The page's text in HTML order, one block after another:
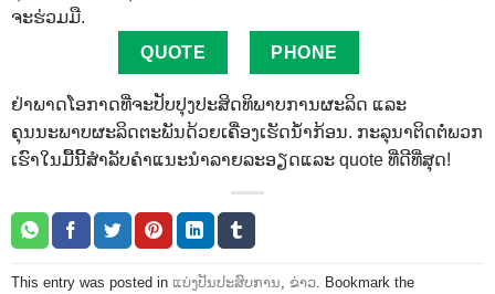
ຈະ​ຮ່ວມ​ມື.
QUOTE
PHONE
ຢ່າພາດໂອກາດທີ່ຈະປັບປຸງປະສິດທິພາບການຜະລິດ ແລະ
ຄຸນນະພາບຜະລິດຕະພັນດ້ວຍເຄື່ອງເຮັດນ້ຳກ້ອນ. ກະລຸນາຕິດຕໍ່ພວກ
ເຮົາໃນມື້ນີ້ສໍາລັບຄໍາແນະນໍາລາຍລະອຽດແລະ quote ທີ່ດີທີ່ສຸດ!
This entry was posted in ແບ່ງປັນປະສົບການ ຂ່າວ . Bookmark the